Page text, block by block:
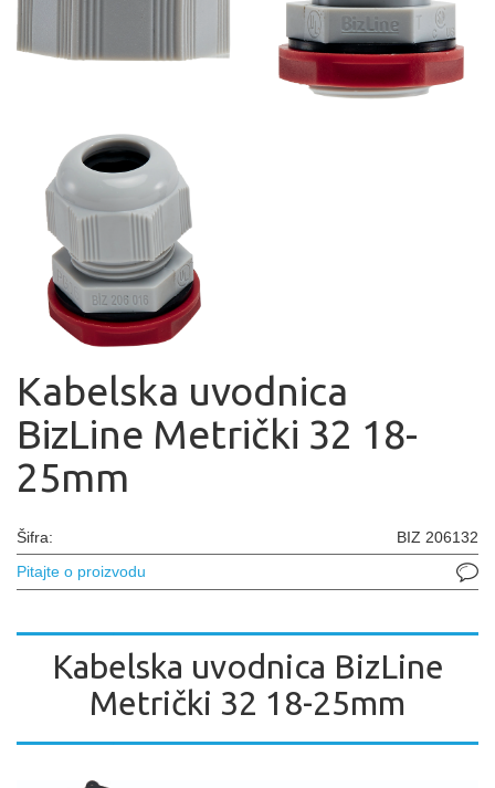
Kabelska uvodnica
BizLine Metrički 32 18-
25mm
Šifra:
BIZ 206132
Pitajte o proizvodu
Kabelska uvodnica BizLine
Metrički 32 18-25mm